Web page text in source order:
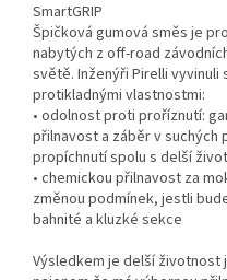
SmartGRIP
Špičková gumová směs je
nabytých z off-road
světě. Inženýři Pirelli
protikladnými vlastnostmi:
• odolnost proti proříznutí:
přilnavost a záběr v
propíchnutí spolu s delší
• chemickou přilnavost za
změnou podmínek, jestli
bahnité a kluzké sekce
Výsledkem je delší